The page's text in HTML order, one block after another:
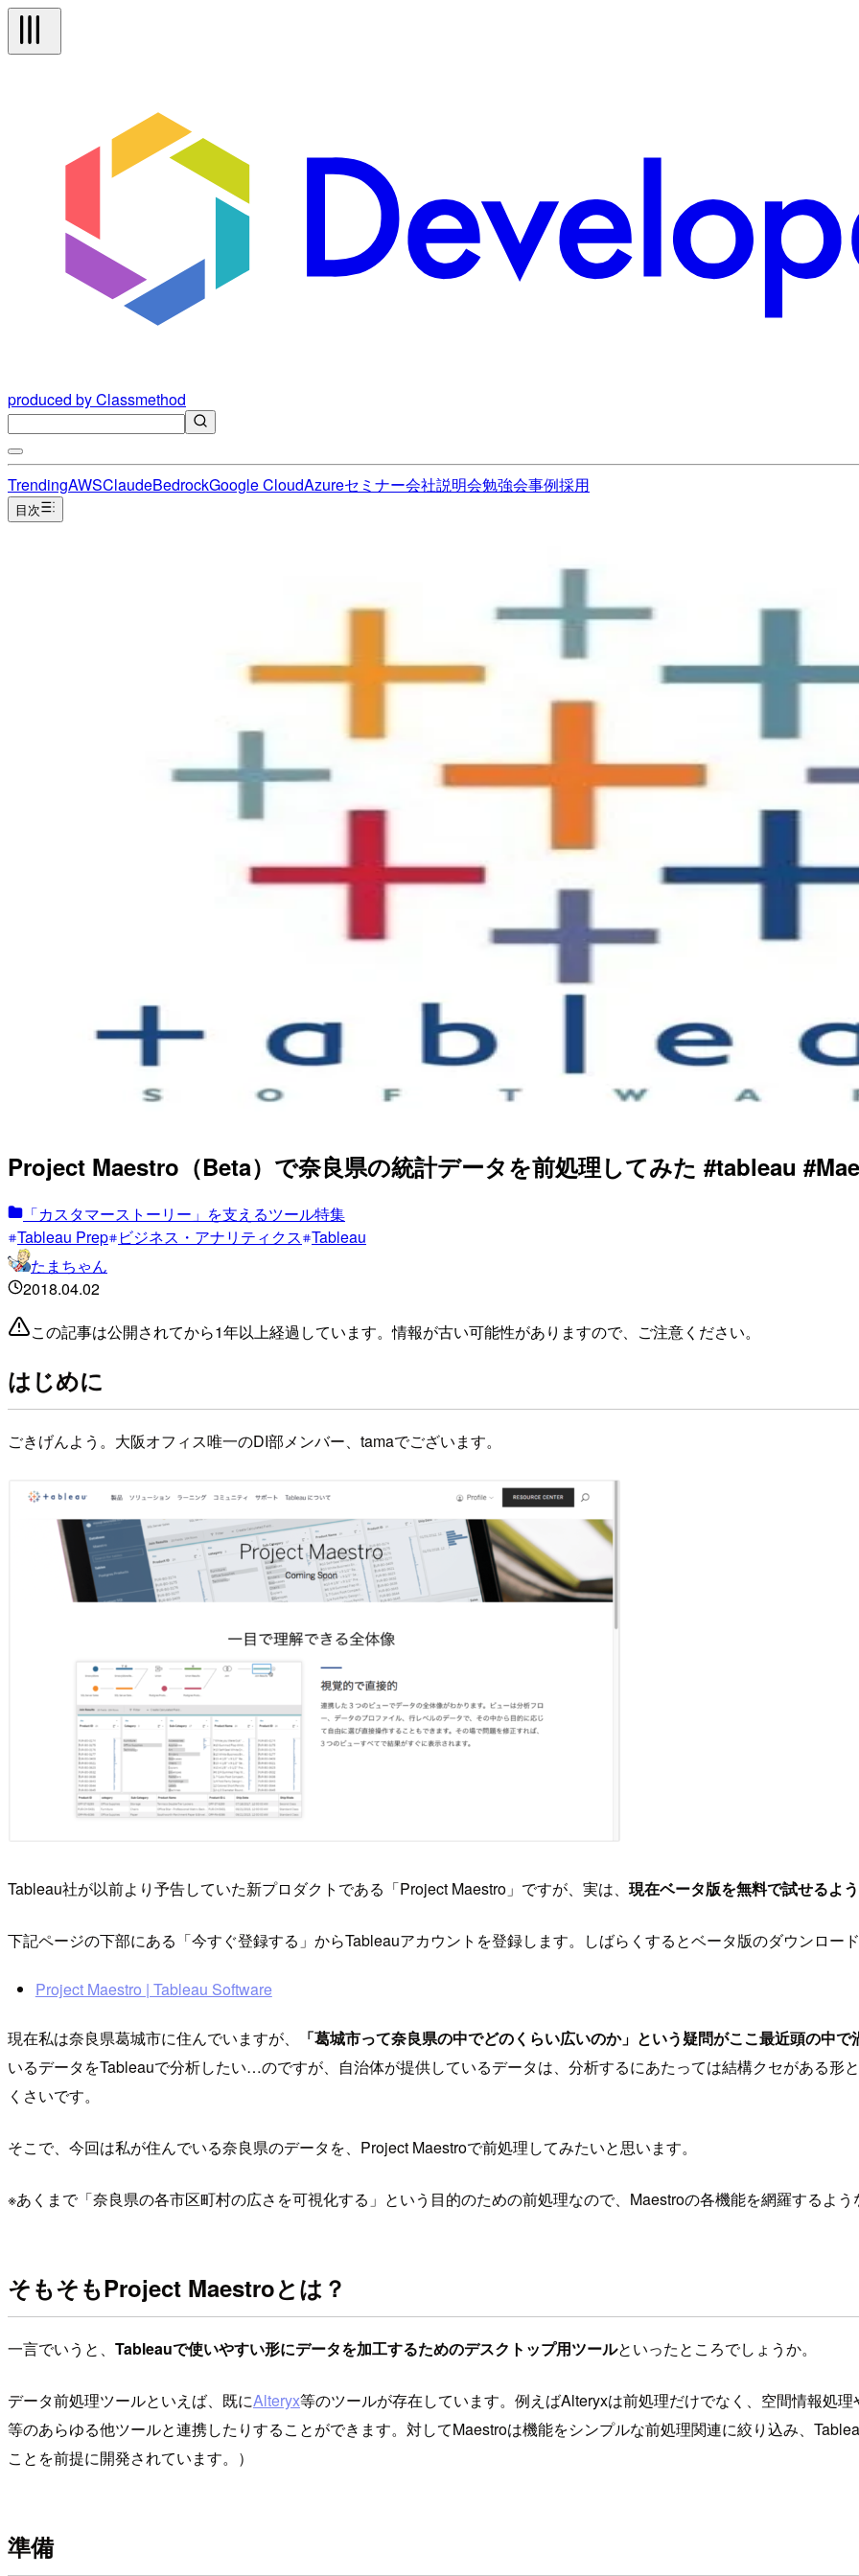
produced by Classmethod
TrendingAWSClaudeBedrockGoogle CloudAzureセミナー会社説明会勉強会事例採用
目次
Project Maestro（Beta）で奈良県の統計データを前処理してみた #tableau
「カスタマーストーリー」を支えるツール特集
Tableau Prep ビジネス・アナリティクス Tableau
たまちゃん
2018.04.02
この記事は公開されてから1年以上経過しています。情報が古い可能性がありますので、ご注意ください。
はじめに
ごきげんよう。大阪オフィス唯一のDI部メンバー、tamaでございます。
Tableau社が以前より予告していた新プロダクトである「Project Maestro」ですが、実は、 現在ベータ版を無料で試せるよ
下記ページの下部にある「今すぐ登録する」からTableauアカウントを登録します。しばらくするとベータ版のダウンロー
Project Maestro | Tableau Software
現在私は奈良県葛城市に住んでいますが、
「葛城市って奈良県の中でどのくらい広いのか」という疑問がここ最近頭の中
いるデータをTableauで分析したい…のですが、自治体が提供しているデータは、分析するにあたっては結構クセがある形
くさいです。
そこで、今回は私が住んでいる奈良県のデータを、Project Maestroで前処理してみたいと思います。
※あくまで「奈良県の各市区町村の広さを可視化する」という目的のための前処理なので、Maestroの各機能を網羅するよ
そもそもProject Maestroとは？
一言でいうと、 Tableauで使いやすい形にデータを加工するためのデスクトップ用ツールといったところでしょうか。
データ前処理ツールといえば、既にAlteryx等のツールが存在しています。例えばAlteryxは前処理だけでなく、空間情報処
等のあらゆる他ツールと連携したりすることができます。対してMaestroは機能をシンプルな前処理関連に絞り込み、
ことを前提に開発されています。）
準備